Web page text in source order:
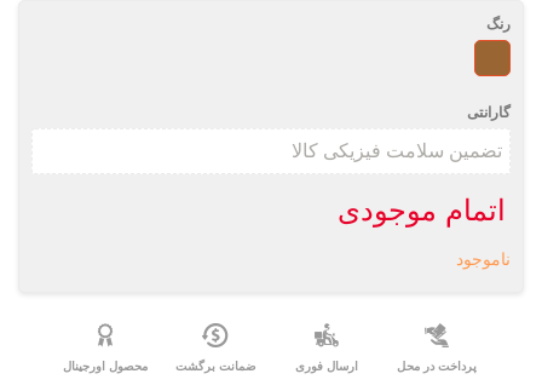
رنگ
مسی
گارانتی
اتمام موجودی
ناموجود
پرداخت در محل ارسال فوری ضمانت برگشت محصول اورجینال